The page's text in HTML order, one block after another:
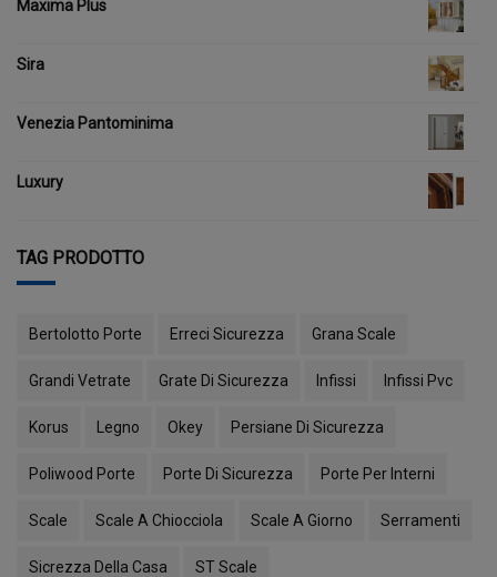
Maxima Plus
Sira
Venezia Pantominima
Luxury
TAG PRODOTTO
Bertolotto Porte Erreci Sicurezza Grana Scale
Grandi Vetrate Grate Di Sicurezza Infissi Infissi Pvc
Korus Legno Okey Persiane Di Sicurezza
Poliwood Porte Porte Di Sicurezza Porte Per Interni
Scale Scale A Chiocciola Scale A Giorno Serramenti
Sicrezza Della Casa ST Scale